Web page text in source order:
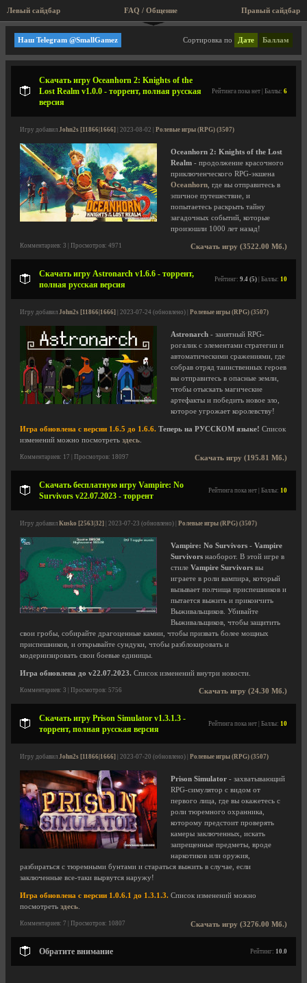
Левый сайдбар Правый сайдбар
FAQ / Общение
Ролевые игры (RPG)
Сортировка по Дате Баллам
Наш Telegram @SmallGamez
Скачать игру Oceanhorn 2: Knights of the
Lost Realm v1.0.0 - торрент, полная русская
версия
Рейтинга пока нет | Баллы: 6
Игру добавил John2s [11866|1666] | 2023-08-02 | Ролевые игры (RPG) (3507)
Oceanhorn 2: Knights of the Lost
Realm - продолжение красочного
приключенческого RPG-экшена
Oceanhorn , где вы отправитесь в
эпичное путешествие, и
попытаетесь раскрыть тайну
загадочных событий, которые
произошли 1000 лет назад!
Скачать игру (3522.00 Мб.)
Комментариев: 3 | Просмотров: 4971
Скачать игру Astronarch v1.6.6 - торрент,
полная русская версия
Рейтинг: 9.4 (5) | Баллы: 10
Игру добавил John2s [11866|1666] | 2023-07-24 (обновлено) | Ролевые игры (RPG) (3507)
Astronarch - занятный RPG-
рогалик с элементами стратегии и
автоматическими сражениями, где
собрав отряд таинственных героев
вы отправитесь в опасные земли,
чтобы отыскать магические
артефакты и победить новое зло,
которое угрожает королевству!
Игра обновлена с версии 1.6.5 до 1.6.6. Теперь на РУССКОМ языке! Список
изменений можно посмотреть здесь
Скачать игру (195.81 Мб.)
Комментариев: 17 | Просмотров: 18097
Скачать бесплатную игру Vampire: No
Survivors v22.07.2023 - торрент
Рейтинга пока нет | Баллы: 10
Игру добавил Kusko [2563|32] | 2023-07-23 (обновлено) | Ролевые игры (RPG) (3507)
Vampire: No Survivors - Vampire
Survivors наоборот. В этой игре в
стиле Vampire Survivors вы
играете в роли вампира, который
вызывает полчища приспешников и
пытается выжить и прикончить
Выживальщиков. Убивайте
Выживальщиков, чтобы защитить
свои гробы, собирайте драгоценные камни, чтобы призвать более мощных
приспешников, и открывайте сундуки, чтобы разблокировать и
модернизировать свои боевые единицы.
Игра обновлена до v22.07.2023. Список изменений внутри новости.
Скачать игру (24.30 Мб.)
Комментариев: 3 | Просмотров: 5756
Скачать игру Prison Simulator v1.3.1.3 -
торрент, полная русская версия
Рейтинга пока нет | Баллы: 10
Игру добавил John2s [11866|1666] | 2023-07-20 (обновлено) | Ролевые игры (RPG) (3507)
Prison Simulator - захватывающий
RPG-симулятор с видом от
первого лица, где вы окажетесь с
роли тюремного охранника,
которому предстоит проверять
камеры заключенных, искать
запрещенные предметы, вроде
наркотиков или оружия,
разбираться с тюремными бунтами и стараться выжить в случае, если
заключенные все-таки вырвутся наружу!
Игра обновлена с версии 1.0.6.1 до 1.3.1.3. Список изменений можно
посмотреть здесь
Скачать игру (3276.00 Мб.)
Комментариев: 7 | Просмотров: 10807
Обратите внимание Рейтинг: 10.0